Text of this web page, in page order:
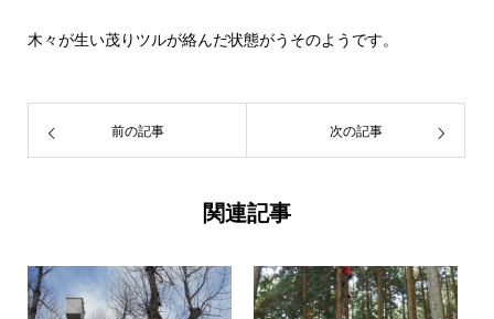
木々が生い茂りツルが絡んだ状態がうそのようです。
前の記事 次の記事
関連記事